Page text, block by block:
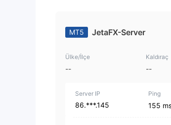
MT5 JetaFX-Server
Ülke/İlçe
--
Kaldıraç
--
Server IP
86.***.145
Ping
155